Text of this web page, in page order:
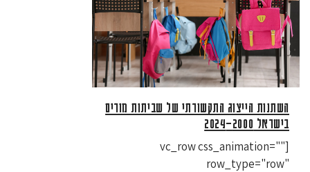
השתנות הייצוג התקשורתי של שביתות מורים
בישראל 2000–2024
[vc_row css_animation=""
row_type="row"